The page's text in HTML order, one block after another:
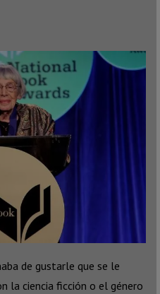
de gustarle que se le
la ciencia ficción o el género